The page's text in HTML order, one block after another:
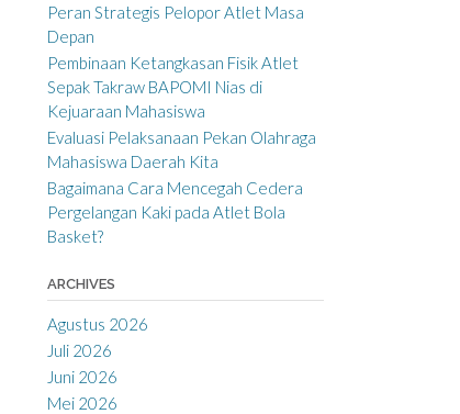
Peran Strategis Pelopor Atlet Masa
Depan
Pembinaan Ketangkasan Fisik Atlet
Sepak Takraw BAPOMI Nias di
Kejuaraan Mahasiswa
Evaluasi Pelaksanaan Pekan Olahraga
Mahasiswa Daerah Kita
Bagaimana Cara Mencegah Cedera
Pergelangan Kaki pada Atlet Bola
Basket?
ARCHIVES
Agustus 2026
Juli 2026
Juni 2026
Mei 2026